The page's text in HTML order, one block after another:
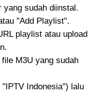
yang sudah diinstal.
"Add Playlist".
playlist atau upload
M3U yang sudah
Indonesia") lalu